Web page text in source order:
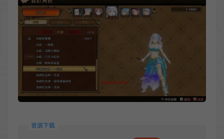
资源下载